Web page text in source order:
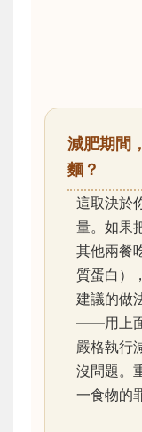
減肥期間
麵？
這取決於
量。如果
其他兩餐
質蛋白）
建議的做
——用上
嚴格執行
沒問題。
一食物的